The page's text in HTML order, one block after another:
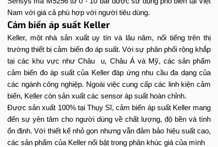
Nam với giá cả phù hợp với người tiêu dùng.
Cảm biến áp suất Keller
Keller, một nhà sản xuất uy tín và lâu năm, nổi tiếng trên thị
trường thiết bị cảm biến đo áp suất. Với sự phân phối rộng khắp
tại các khu vực như Châu u, Châu Á và Mỹ, các sản phẩm
cảm biến đo áp suất của Keller đáp ứng nhu cầu đa dạng của
các ngành công nghiệp. Ngoài việc cung cấp các linh kiện cảm
biến, Keller còn sản xuất các sensor áp suất hoàn chỉnh.
Được sản xuất 100% tại Thụy Sĩ, cảm biến áp suất Keller mang
đến sự yên tâm cho người dùng về chất lượng, độ bền và tính
ổn định. Với thiết kế nhỏ gọn nhưng vẫn đảm bảo hiệu suất cao,
các sản phẩm của Keller nổi bật trong phân khúc giá của mình